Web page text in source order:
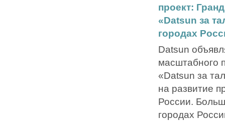
проект:
«Datsun за
городах
Datsun
масштабного
«Datsun за
на развитие
России.
городах